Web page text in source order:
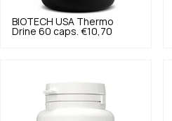
BIOTECH USA Thermo
Drine 60 caps. €10,70